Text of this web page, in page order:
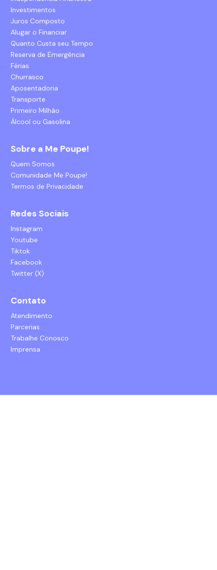
Investimentos
Juros Composto
Alugar o Financiar
Quanto Custa seu Tempo
Reserva de Emergência
Férias
Churrasco
Aposentadoria
Transporte
Primeiro Milhão
Álcool ou Gasolina
Sobre a Me Poupe!
Quem Somos
Comunidade Me Poupe!
Termos de Privacidade
Redes Sociais
Instagram
Youtube
Tiktok
Facebook
Twitter (X)
Contato
Atendimento
Parcerias
Trabalhe Conosco
Imprensa